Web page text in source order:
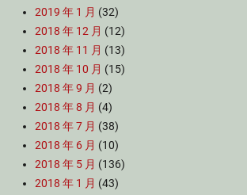
2019 年 1 月 (32)
2018 年 12 月 (12)
2018 年 11 月 (13)
2018 年 10 月 (15)
2018 年 9 月 (2)
2018 年 8 月 (4)
2018 年 7 月 (38)
2018 年 6 月 (10)
2018 年 5 月 (136)
2018 年 1 月 (43)